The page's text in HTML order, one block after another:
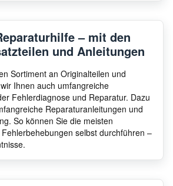
DK63MCLB
BHP613E7X
– mit den
und Anleitungen
Sortiment an Originalteilen und
Ihnen auch umfangreiche
Fehlerdiagnose und Reparatur. Dazu
Reparaturanleitungen und
So können Sie die meisten
selbst durchführen –